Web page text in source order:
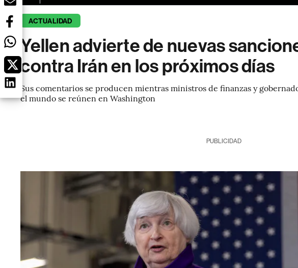
ACTUALIDAD
Yellen advierte de nuevas
contra Irán en los próximos días
Sus comentarios se producen mientras ministros de finanzas y
el mundo se reúnen en Washington
PUBLICIDAD